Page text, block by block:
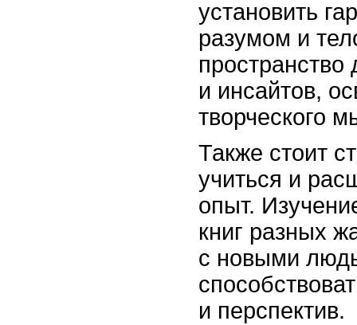
установить
разумом и
и инсайтов,
творческого
Также стоит
учиться и
опыт.
книг разных
с новыми
и перспектив.